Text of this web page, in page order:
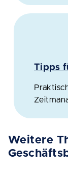
Tipps
Weitere